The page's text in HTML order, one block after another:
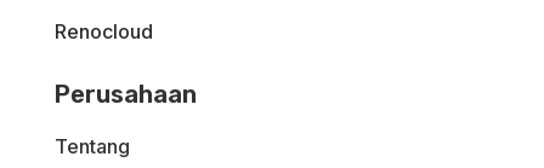
Renocloud
Perusahaan
Tentang